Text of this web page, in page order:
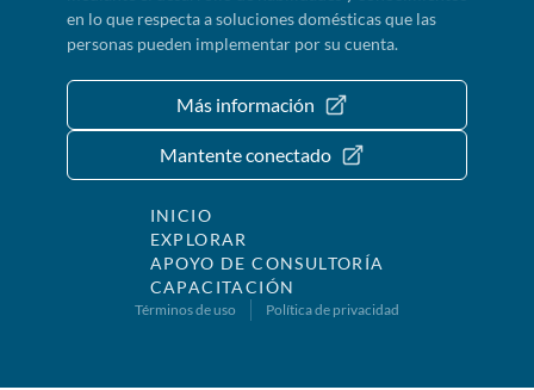
en lo que respecta a soluciones domésticas que las
personas pueden implementar por su cuenta.
Más información
Mantente conectado
INICIO
EXPLORAR
APOYO DE CONSULTORÍA
CAPACITACIÓN
Términos de uso Política de privacidad